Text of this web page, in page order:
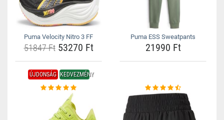
Puma Velocity Nitro 3 FF
51847 Ft53270 Ft
Puma ESS Sweatpants
21990 Ft
ÚJDONSÁG KEDVEZMÉNY